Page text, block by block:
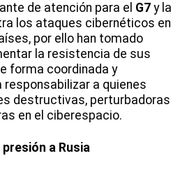
de atención para el G7 y la
los ataques cibernéticos en
por ello han tomado
la resistencia de sus
forma coordinada y
a quienes
destructivas, perturbadoras
en el ciberespacio.
a Rusia